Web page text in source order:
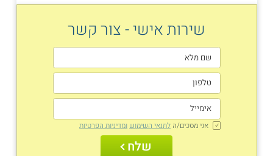
שירות אישי - צור קשר
אני מסכים/ה לתנאי השימוש ומדיניות הפרטיות
שלח